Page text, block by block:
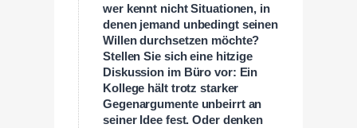
wer kennt nicht Situationen, in
denen jemand unbedingt seinen
Willen durchsetzen möchte?
Stellen Sie sich eine hitzige
Diskussion im Büro vor: Ein
Kollege hält trotz starker
Gegenargumente unbeirrt an
seiner Idee fest. Oder denken